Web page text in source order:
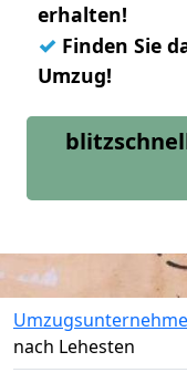
erhalten!
✓ Finden Sie
Umzug!
nach Lehesten